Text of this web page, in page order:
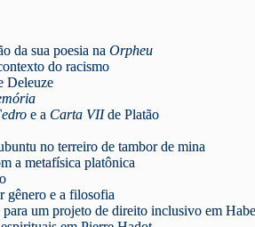
da sua poesia na Orpheu
do racismo
Deleuze
e a Carta VIIde Platão
no terreiro de tambor de mina
a metafísica platônica
gênero e a filosofia
um projeto de direito inclusivo em